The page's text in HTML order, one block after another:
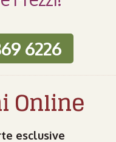
6226
Online
esclusive